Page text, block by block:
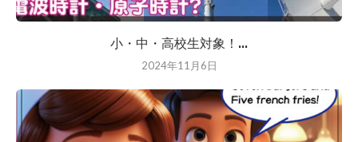
小・中・高校生対象！...
2024年11月6日